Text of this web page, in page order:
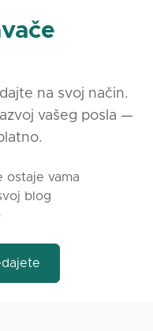
na svoj način.
vašeg posla —
ostaje vama
blog